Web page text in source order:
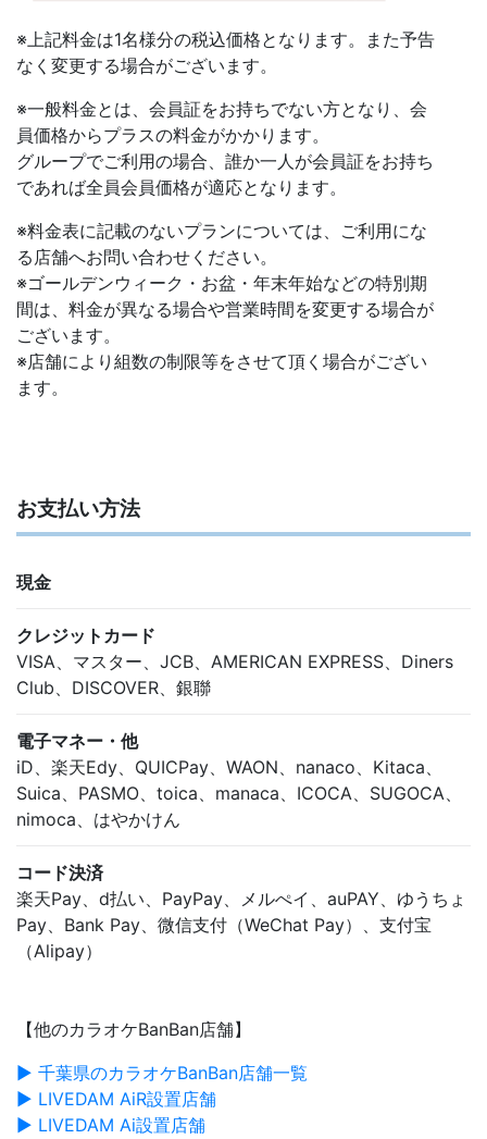
※上記料金は1名様分の税込価格となります。また予告
なく変更する場合がございます。
※一般料金とは、会員証をお持ちでない方となり、会
員価格からプラスの料金がかかります。
グループでご利用の場合、誰か一人が会員証をお持ち
であれば全員会員価格が適応となります。
※料金表に記載のないプランについては、ご利用にな
る店舗へお問い合わせください。
※ゴールデンウィーク・お盆・年末年始などの特別期
間は、料金が異なる場合や営業時間を変更する場合が
ございます。
※店舗により組数の制限等をさせて頂く場合がござい
ます。
お支払い方法
現金
クレジットカード
VISA、マスター、JCB、AMERICAN EXPRESS、Diners
Club、DISCOVER、銀聯
電子マネー・他
iD、楽天Edy、QUICPay、WAON、nanaco、Kitaca、
Suica、PASMO、toica、manaca、ICOCA、SUGOCA、
nimoca、はやかけん
コード決済
楽天Pay、d払い、PayPay、メルぺイ、auPAY、ゆうちょ
Pay、Bank Pay、微信支付（WeChat Pay）、支付宝
（Alipay）
【他のカラオケBanBan店舗】
▶ 千葉県のカラオケBanBan店舗一覧
▶ LIVEDAM AiR設置店舗
▶ LIVEDAM Ai設置店舗